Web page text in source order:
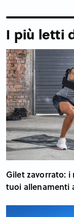
I più letti
Gilet zavorrato:
tuoi allenamenti